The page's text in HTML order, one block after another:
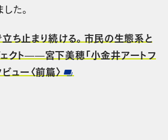
た。
立ち止まり続ける。市民の生態系と
クト——宮下美穂「小金井アートフ
ュー〈前篇〉